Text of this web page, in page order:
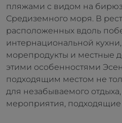
пляжами с видом на
Средиземного моря. В
расположенных вдоль
интернациональной
морепродукты и местные
этими особенностями
подходящим местом не
для незабываемого
мероприятия, подходящие